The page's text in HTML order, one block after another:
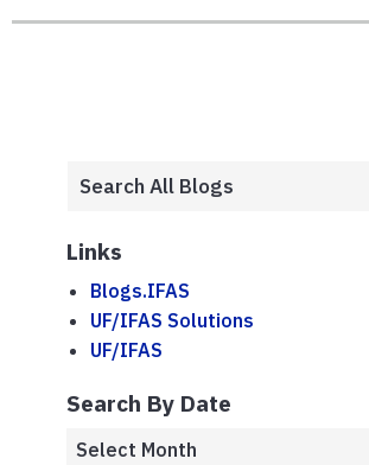
Links
Blogs.IFAS
UF/IFAS Solutions
UF/IFAS
Search By Date